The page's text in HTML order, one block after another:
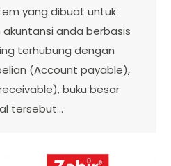
yang dibuat untuk
anda berbasis
terhubung dengan
(Account payable),
buku besar
tersebut…